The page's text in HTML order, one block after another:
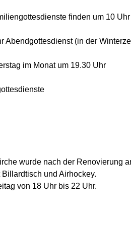
finden um 10 Uhr
Abendgottesdienst (in der
im Monat um 19.30 Uhr
wurde nach der Renovierung
und Airhockey.
von 18 Uhr bis 22 Uhr.